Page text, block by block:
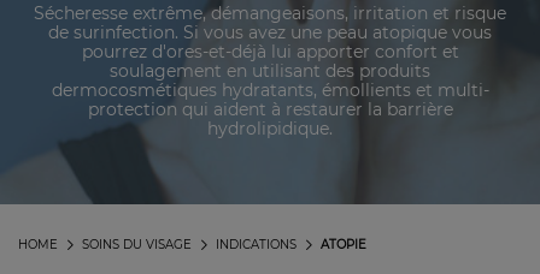
Sécheresse extrême, démangeaisons, irritation et risque
de surinfection. Si vous avez une peau atopique vous
pourrez d'ores-et-déjà lui apporter confort et
soulagement en utilisant des produits
dermocosmétiques hydratants, émollients et multi-
protection qui aident à restaurer la barrière
hydrolipidique.
ATOPIE
INDICATIONS
SOINS DU VISAGE
HOME